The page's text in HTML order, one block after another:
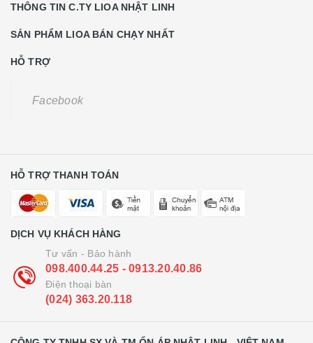
THÔNG TIN C.TY LIOA NHẬT LINH
SẢN PHẨM LIOA BÁN CHẠY NHẤT
HỖ TRỢ
Facebook
HỖ TRỢ THANH TOÁN
DỊCH VỤ KHÁCH HÀNG
Tư vấn - Bảo hành
098.400.44.25 - 0913.20.40.86
Điện thoại bàn
(024) 363.20.118